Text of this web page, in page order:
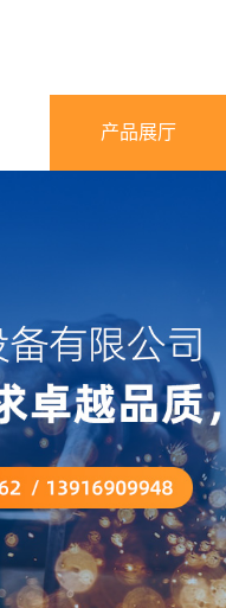
产品展厅